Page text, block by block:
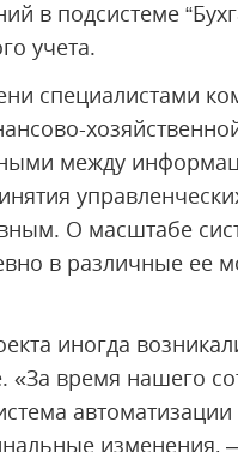
в подсистеме
учета.
специалистами
между
О масштабе
в различные ее
иногда
«За время нашего
изменения,